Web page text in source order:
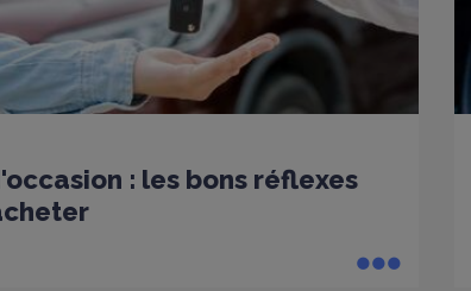
: les bons réflexes